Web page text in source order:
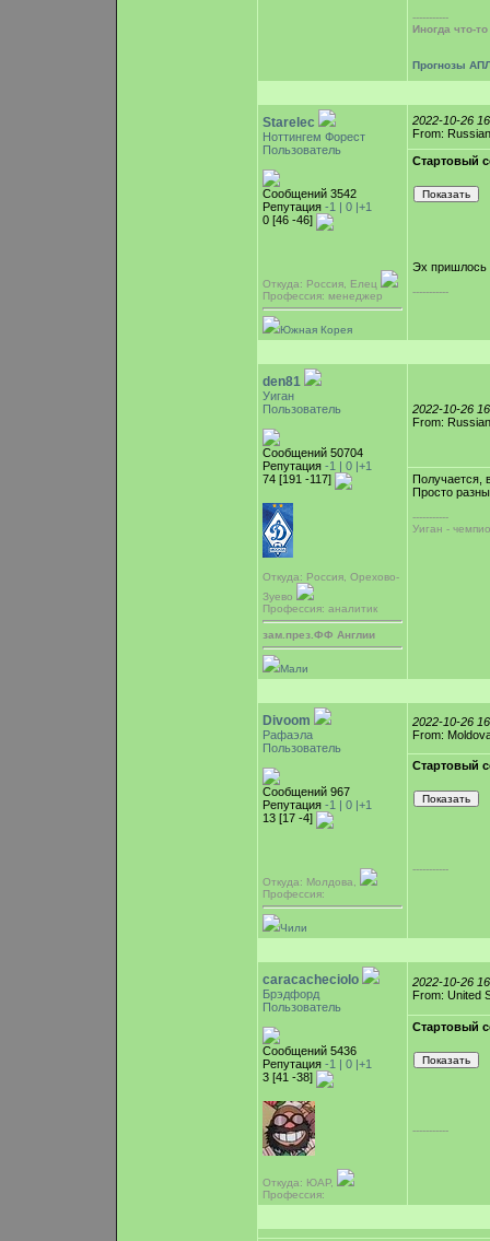
-----------
Иногда что-
Прогнозы
Starelec
Ноттингем Форест
Пользователь
Сообщений 3542
Репутация -1 | 0 |+1
0 [46 -46]
Откуда: Россия, Елец
Профессия: менеджер
Южная Корея
2022-10-26
From:
Стартовый
Эх пришлось
-----------
den81
Уиган
Пользователь
Сообщений 50704
Репутация -1 | 0 |+1
74 [191 -117]
Откуда: Россия, Орехово-
Зуево
Профессия: аналитик
зам.през.ФФ Англии
Мали
2022-10-26
From:
Получается,
Просто
-----------
Уиган -
Divoom
Рафаэла
Пользователь
Сообщений 967
Репутация -1 | 0 |+1
13 [17 -4]
Откуда: Молдова,
Профессия:
Чили
2022-10-26
From:
Стартовый
-----------
caracacheciolo
Брэдфорд
Пользователь
Сообщений 5436
Репутация -1 | 0 |+1
3 [41 -38]
Откуда: ЮАР,
Профессия:
2022-10-26
From: United
Стартовый
-----------